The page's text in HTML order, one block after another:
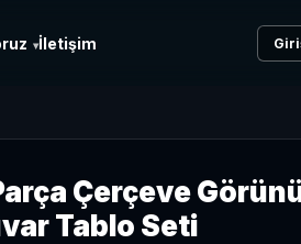
▾İletişim
Çerçeve
Tablo Seti